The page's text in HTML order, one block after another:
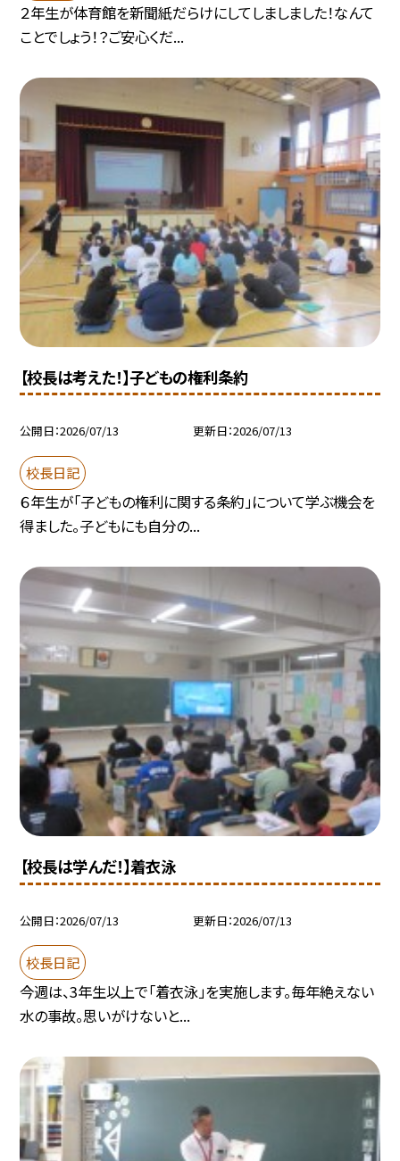
２年生が体育館を新聞紙だらけにしてしましました！なんて
ことでしょう！？ご安心くだ...
【校長は考えた！】子どもの権利条約
公開日 2026/07/13 更新日 2026/07/13
校長日記
６年生が「子どもの権利に関する条約」について学ぶ機会を
得ました。子どもにも自分の...
【校長は学んだ！】着衣泳
公開日 2026/07/13 更新日 2026/07/13
校長日記
今週は、3年生以上で「着衣泳」を実施します。毎年絶えない
水の事故。思いがけないと...